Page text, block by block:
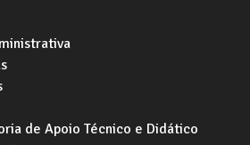
de Apoio Técnico e Didático